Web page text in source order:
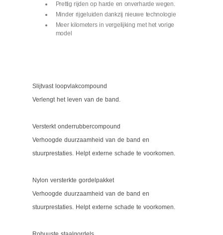
Prettig rijden op harde en onverharde wegen.
Minder rijgeluiden dankzij nieuwe technologie
Meer kilometers in vergelijking met het vorige
model
Slijtvast loopvlakcompound
Verlengt het leven van de band.
Versterkt onderrubbercompound
Verhoogde duurzaamheid van de band en
stuurprestaties. Helpt externe schade te voorkomen.
Nylon versterkte gordelpakket
Verhoogde duurzaamheid van de band en
stuurprestaties. Helpt externe schade te voorkomen.